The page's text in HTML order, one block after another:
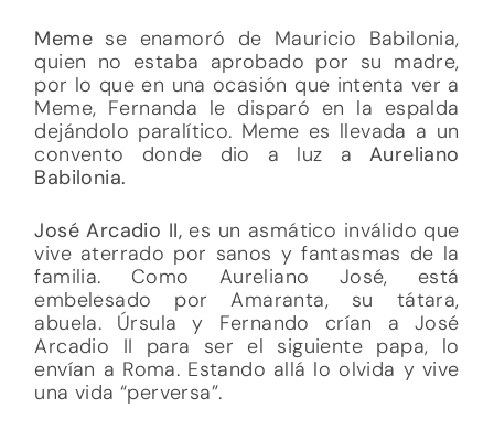
Memese enamoró de Mauricio Babilonia,
quien no estaba aprobado por su madre,
por lo que en una ocasión que intenta ver a
Meme, Fernanda le disparó en la espalda
dejándolo paralítico. Meme es llevada a un
convento donde dio a luz aAureliano
Babilonia.
José Arcadio II, es un asmático inválido que
vive aterrado por sanos y fantasmas de la
familia. Como Aureliano José, está
embelesado por Amaranta, su tátara,
abuela. Úrsula y Fernando crían a José
Arcadio II para ser el siguiente papa, lo
envían a Roma. Estando allá lo olvida y vive
una vida “perversa”.